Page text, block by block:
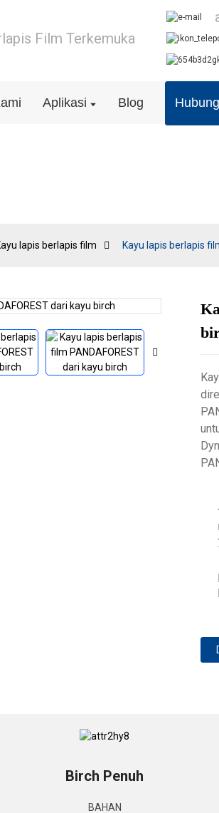
Film Terkemuka
Aplikasi Blog
lapis berlapis film Kayu lapis berlapis
Birch Penuh
BAHAN